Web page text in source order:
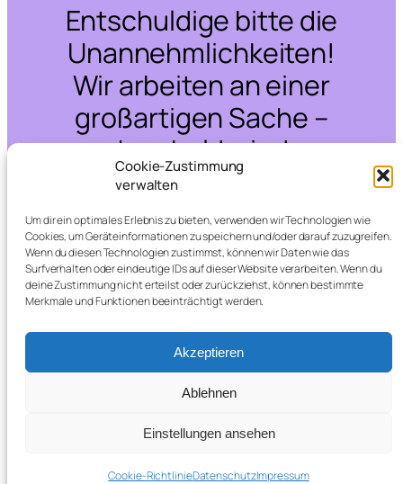
Cookie-Zustimmung
verwalten
Um dir ein optimales Erlebnis zu bieten, verwenden wir Technologien wie
Cookies, um Geräteinformationen zu speichern und/oder darauf zuzugreifen.
Wenn du diesen Technologien zustimmst, können wir Daten wie das
Surfverhalten oder eindeutige IDs auf dieser Website verarbeiten. Wenn du
deine Zustimmung nicht erteilst oder zurückziehst, können bestimmte
Merkmale und Funktionen beeinträchtigt werden.
Akzeptieren
Ablehnen
Einstellungen ansehen
Cookie-RichtlinieDatenschutzImpressum
Entschuldige bitte die
Unannehmlichkeiten!
Wir arbeiten an einer
großartigen Sache –
schau bald wieder
vorbei!